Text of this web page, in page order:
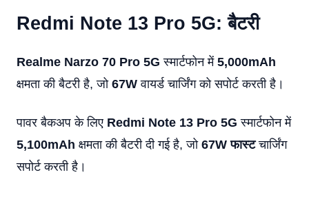
Redmi Note 13 Pro 5G: बैटरी
Realme Narzo 70 Pro 5G स्मार्टफोन में 5,000mAh
क्षमता की बैटरी है, जो 67W वायर्ड चार्जिंग को सपोर्ट करती है।
पावर बैकअप के लिए Redmi Note 13 Pro 5G स्मार्टफोन में
5,100mAh क्षमता की बैटरी दी गई है, जो 67W फास्टचार्जिंग
सपोर्ट करती है।